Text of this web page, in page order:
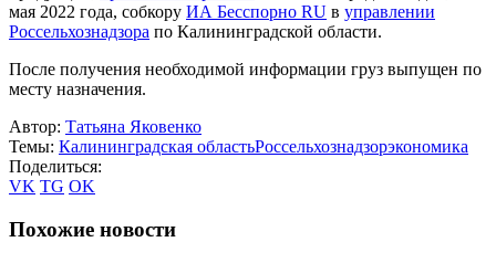
мая 2022 года, собкору ИА Бесспорно RU в управлении
Россельхознадзора по Калининградской области.
После получения необходимой информации груз выпущен по
месту назначения.
Автор: Татьяна Яковенко
Темы: Калининградская областьРоссельхознадзорэкономика
Поделиться:
VK TG OK
Похожие новости